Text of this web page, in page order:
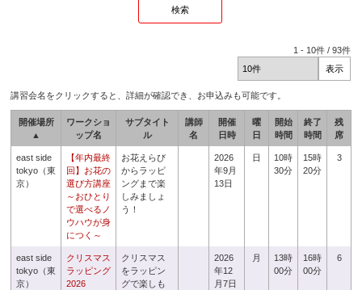
1 - 10件 /93件
講習会名をクリックすると、詳細が確認でき、お申込みも可能です。
開催場所
▲
ワークショ
ップ名
サブタイト
ル
講師
名
開催
日時
曜
日
開始
時間
終了
時間
残
席
east side
tokyo（東
京）
【年内最終
回】お花の
選び方講座
～おひとり
で選べるノ
ウハウが身
につく～
お花えらび
からラッピ
ングまで楽
しみましょ
う！
2026
年9月
13日
日
10時
30分
15時
20分
3
east side
tokyo（東
京）
クリスマス
ラッピング
2026
クリスマス
をラッピン
グで楽しも
2026
年12
月7日
月
13時
00分
16時
00分
6